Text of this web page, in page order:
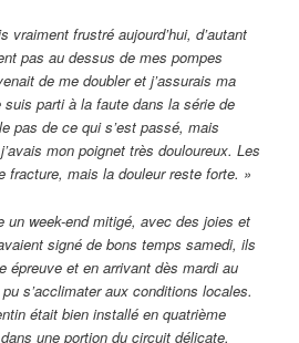
vraiment frustré aujourd’hui, d’autant
pas au dessus de mes pompes
de me doubler et j’assurais ma
parti à la faute dans la série de
pas de ce qui s’est passé, mais
mon poignet très douloureux. Les
fracture, mais la douleur reste forte. »
un week-end mitigé, avec des joies et
signé de bons temps samedi, ils
épreuve et en arrivant dès mardi au
s’acclimater aux conditions locales.
était bien installé en quatrième
une portion du circuit délicate,